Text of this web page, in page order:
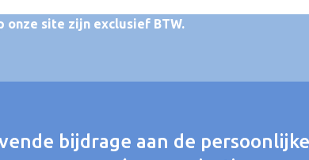
onze site zijn exclusief BTW.
bijdrage aan de